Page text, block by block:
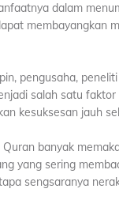
dalam
membayangkan
pengusaha,
salah satu
kesuksesan jauh
banyak
yang sering
sengsaranya